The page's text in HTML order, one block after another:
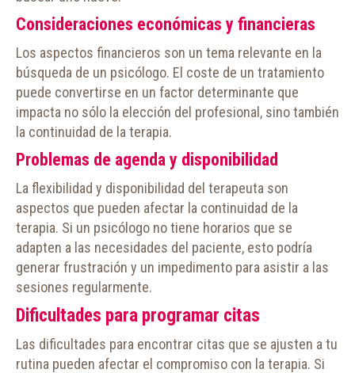
Consideraciones económicas y financieras
Los aspectos financieros son un tema relevante en la
búsqueda de un psicólogo. El coste de un tratamiento
puede convertirse en un factor determinante que
impacta no sólo la elección del profesional, sino también
la continuidad de la terapia.
Problemas de agenda y disponibilidad
La flexibilidad y disponibilidad del terapeuta son
aspectos que pueden afectar la continuidad de la
terapia. Si un psicólogo no tiene horarios que se
adapten a las necesidades del paciente, esto podría
generar frustración y un impedimento para asistir a las
sesiones regularmente.
Dificultades para programar citas
Las dificultades para encontrar citas que se ajusten a tu
rutina pueden afectar el compromiso con la terapia. Si